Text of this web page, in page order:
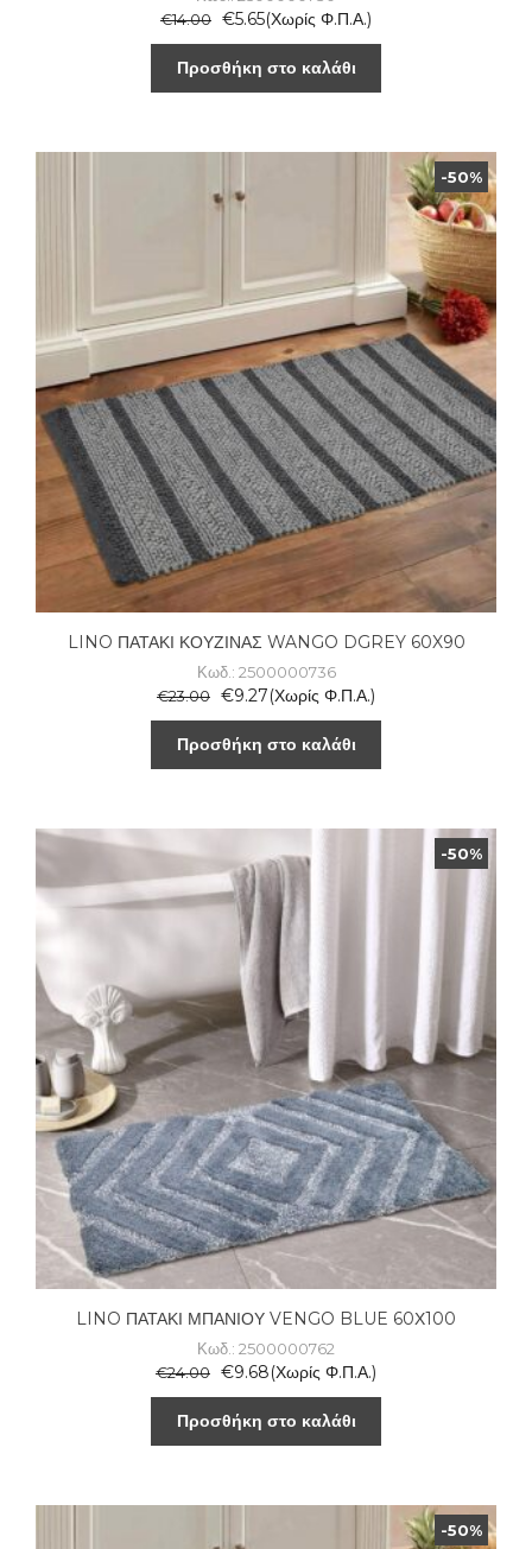
€14.00 €5.65(Χωρίς Φ.Π.Α.)
Προσθήκη στο καλάθι
-50%
LINO ΠΑΤΑΚΙ ΚΟΥΖΙΝΑΣ WANGO DGREY 60X90
Κωδ.: 2500000736
€23.00 €9.27(Χωρίς Φ.Π.Α.)
Προσθήκη στο καλάθι
-50%
LINO ΠΑΤΑΚΙ ΜΠΑΝΙΟΥ VENGO BLUE 60Χ100
Κωδ.: 2500000762
€24.00 €9.68(Χωρίς Φ.Π.Α.)
Προσθήκη στο καλάθι
-50%